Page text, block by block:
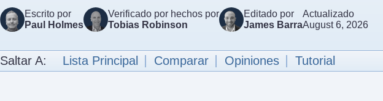
Escrito por
Paul Holmes
Verificado por hechos por
Tobias Robinson
Editado por
James Barra
Actualizado
August 6, 2026
Saltar A: Lista Principal Comparar Opiniones Tutorial